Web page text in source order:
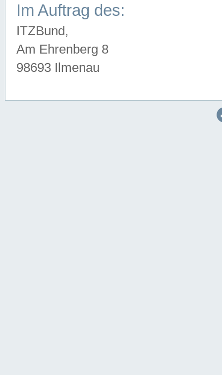
Im Auftrag des:
ITZBund,
Am Ehrenberg 8
98693 Ilmenau